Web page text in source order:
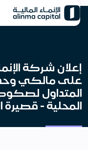
إعلان شركة
على مالكي
المتداول
المحلية - قصيرة